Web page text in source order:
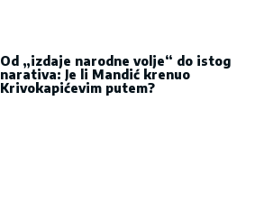
Od „izdaje narodne volje“ do istog
narativa: Je li Mandić krenuo
Krivokapićevim putem?